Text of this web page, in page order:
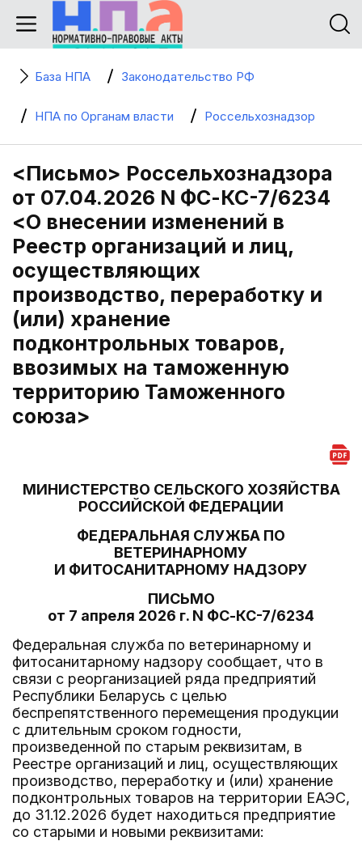
База НПА Законодательство РФ
НПА по Органам власти Россельхознадзор
<Письмо> Россельхознадзора
от 07.04.2026 N ФС-КС-7/6234
<О внесении изменений в
Реестр организаций и лиц,
осуществляющих
производство, переработку и
(или) хранение
подконтрольных товаров,
ввозимых на таможенную
территорию Таможенного
союза>
МИНИСТЕРСТВО СЕЛЬСКОГО ХОЗЯЙСТВА
РОССИЙСКОЙ ФЕДЕРАЦИИ
ФЕДЕРАЛЬНАЯ СЛУЖБА ПО
ВЕТЕРИНАРНОМУ
И ФИТОСАНИТАРНОМУ НАДЗОРУ
ПИСЬМО
от 7 апреля 2026 г. N ФС-КС-7/6234
Федеральная служба по ветеринарному и
фитосанитарному надзору сообщает, что в
связи с реорганизацией ряда предприятий
Республики Беларусь с целью
беспрепятственного перемещения продукции
с длительным сроком годности,
произведенной по старым реквизитам, в
Реестре организаций и лиц, осуществляющих
производство, переработку и (или) хранение
подконтрольных товаров на территории ЕАЭС,
до 31.12.2026 будет находиться предприятие
со старыми и новыми реквизитами: